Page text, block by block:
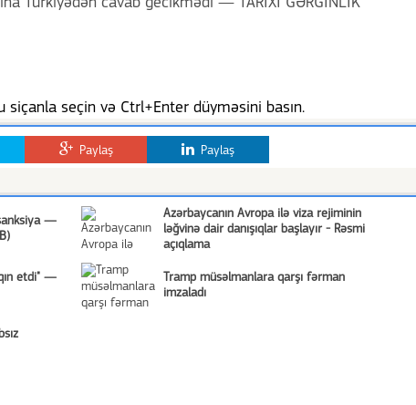
siçanla seçin və Ctrl+Enter düyməsini basın.
Paylaş Paylaş
—
Azərbaycanın Avropa ilə viza rejiminin
ləğvinə dair danışıqlar başlayır - Rəsmi
açıqlama
etdi" —
Tramp müsəlmanlara qarşı fərman
imzaladı